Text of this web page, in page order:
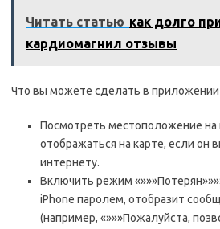
Читать статью как долго
кардиомагнил отзывы
Что вы можете сделать в приложении
Посмотреть местоположение на
отображаться на карте, если он
интернету.
Включить режим
iPhone паролем, отобразит
(например, «»»»Пожалуйста,